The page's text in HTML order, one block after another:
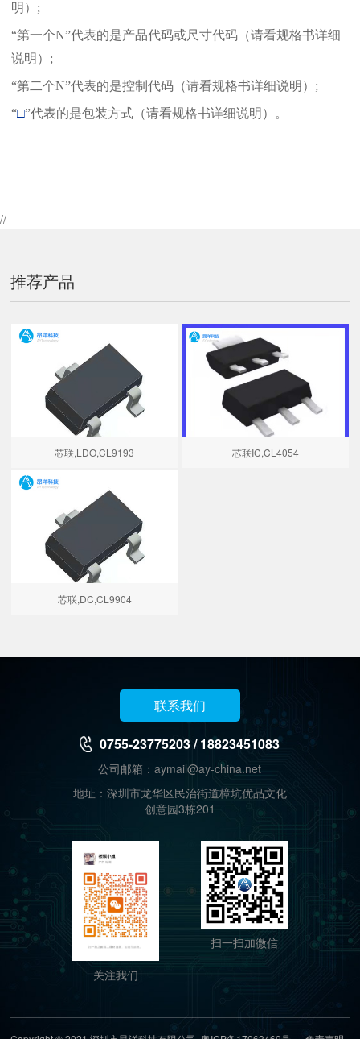
明）;
“第一个N”代表的是产品代码或尺寸代码（请看规格书详细
说明）;
“第二个N”代表的是控制代码（请看规格书详细说明）;
“□”代表的是包装方式（请看规格书详细说明）。
//
推荐产品
芯联,LDO,CL9193 芯联IC,CL4054
芯联,DC,CL9904
联系我们
0755-23775203 / 18823451083
公司邮箱：aymail@ay-china.net
地址：深圳市龙华区民治街道樟坑优品文化
创意园3栋201
关注我们
扫一扫加微信